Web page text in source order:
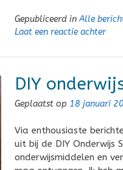
Gepubliceerd inAlle
Laat een reactie achter
DIY
Geplaatst op 18 januari
Via enthousiaste
uit bij de DIY Onderwijs
onderwijsmiddelen en